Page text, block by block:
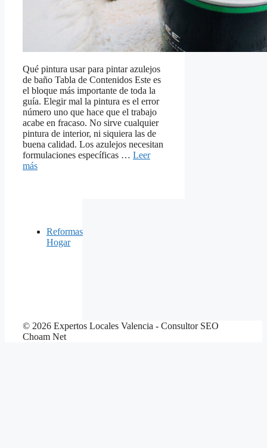
Qué pintura usar para pintar azulejos
de baño​ Tabla de Contenidos Este es
el bloque más importante de toda la
guía. Elegir mal la pintura es el error
número uno que hace que el trabajo
acabe en fracaso. No sirve cualquier
pintura de interior, ni siquiera las de
buena calidad. Los azulejos necesitan
formulaciones específicas … Leer
más
Reformas
Hogar
© 2026 Expertos Locales Valencia - Consultor SEO
Choam Net